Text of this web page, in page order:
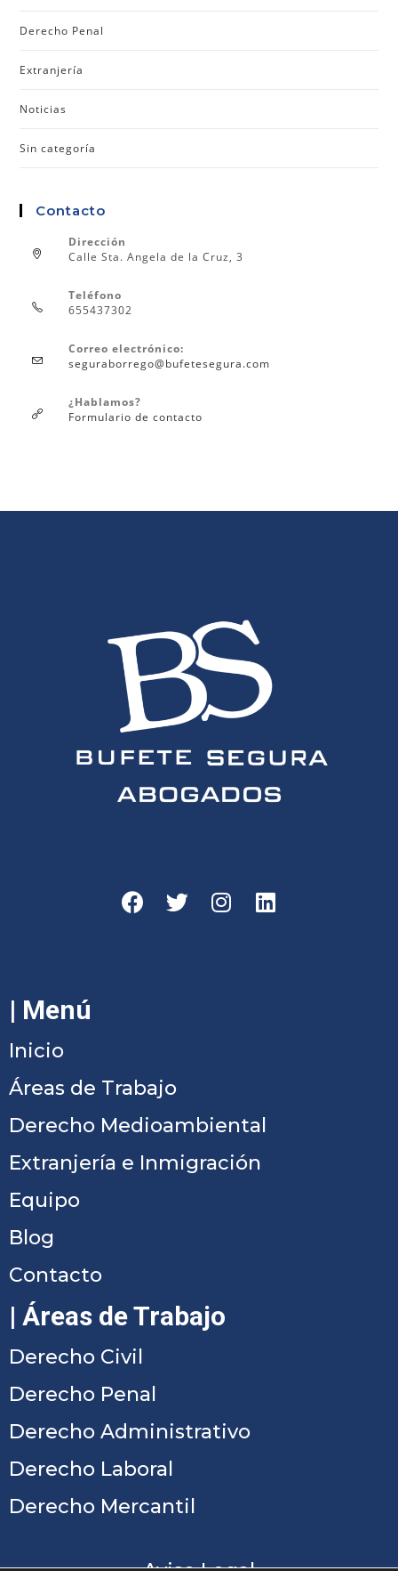
Derecho Penal
Extranjería
Noticias
Sin categoría
Contacto
Dirección
Calle Sta. Angela de la Cruz, 3
Teléfono
655437302
Correo electrónico:
seguraborrego@bufetesegura.com
¿Hablamos?
Formulario de contacto
| Menú
Inicio
Áreas de Trabajo
Derecho Medioambiental
Extranjería e Inmigración
Equipo
Blog
Contacto
| Áreas de Trabajo
Derecho Civil
Derecho Penal
Derecho Administrativo
Derecho Laboral
Derecho Mercantil